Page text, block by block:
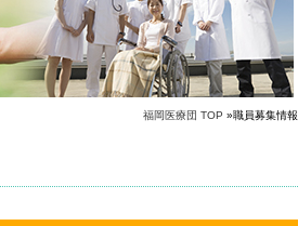
福岡医療団 TOP »職員募集情報